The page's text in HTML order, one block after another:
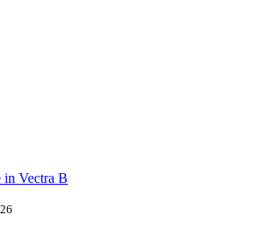
in Vectra B